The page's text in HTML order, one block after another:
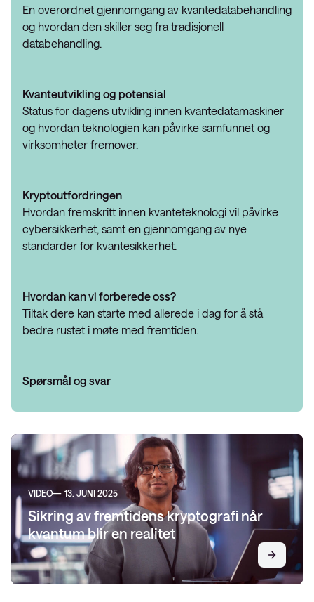
En overordnet gjennomgang av kvantedatabehandling
og hvordan den skiller seg fra tradisjonell
databehandling.
Kvanteutvikling og potensial
Status for dagens utvikling innen kvantedatamaskiner
og hvordan teknologien kan påvirke samfunnet og
virksomheter fremover.
Kryptoutfordringen
Hvordan fremskritt innen kvanteteknologi vil påvirke
cybersikkerhet, samt en gjennomgang av nye
standarder for kvantesikkerhet.
Hvordan kan vi forberede oss?
Tiltak dere kan starte med allerede i dag for å stå
bedre rustet i møte med fremtiden.
Spørsmål og svar
VIDEO 13. JUNI 2025
Sikring av fremtidens kryptografi når
kvantum blir en realitet